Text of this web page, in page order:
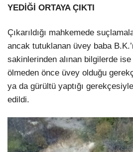
YEDİĞİ ORTAYA ÇIKTI
Çıkarıldığı mahkemede
ancak tutuklanan üvey baba
sakinlerinden alınan bilgilerde
ölmeden önce üvey olduğu
ya da gürültü yaptığı
edildi.